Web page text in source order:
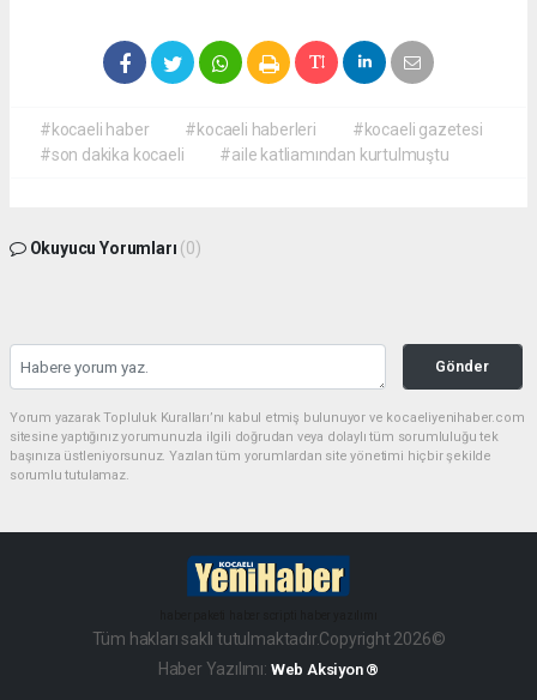
#kocaeli haber #kocaeli haberleri
#kocaeli gazetesi
#son dakika kocaeli
#aile katliamından kurtulmuştu
Okuyucu Yorumları (0)
Gönder
Yorum yazarak Topluluk Kuralları’nı kabul etmiş bulunuyor ve kocaeliyenihaber.com
sitesine yaptığınız yorumunuzla ilgili doğrudan veya dolaylı tüm sorumluluğu tek
başınıza üstleniyorsunuz. Yazılan tüm yorumlardan site yönetimi hiçbir şekilde
sorumlu tutulamaz.
Tüm hakları saklı tutulmaktadır.Copyright 2026©
Haber Yazılımı: Web Aksiyon ®